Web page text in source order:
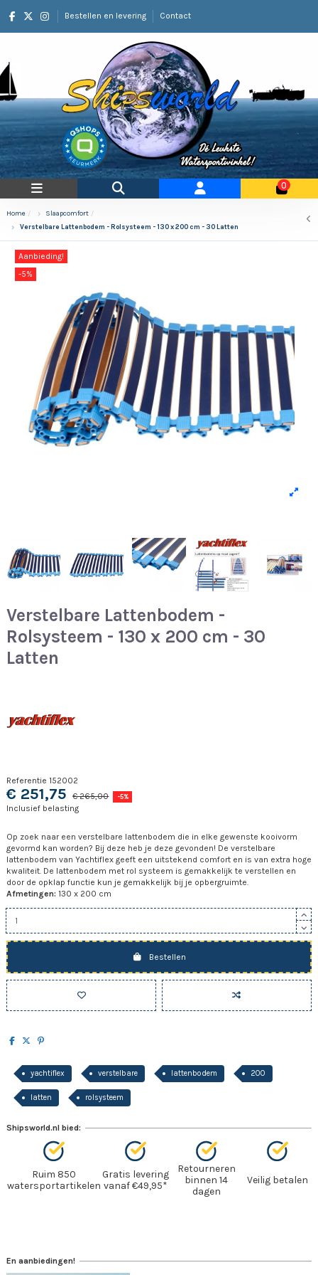
Bestellen en levering Contact
0
Home
Slaapcomfort
Verstelbare Lattenbodem - Rolsysteem - 130 x 200 cm - 30 Latten
Aanbieding!
-5%
Verstelbare Lattenbodem -
Rolsysteem - 130 x 200 cm - 30
Latten
Referentie 152002
€ 251,75 € 265,00 -5%
Inclusief belasting
Op zoek naar een verstelbare lattenbodem die in elke gewenste kooivorm
gevormd kan worden? Bij deze heb je deze gevonden! De verstelbare
lattenbodem van Yachtiflex geeft een uitstekend comfort en is van extra hoge
kwaliteit. De lattenbodem met rol systeem is gemakkelijk te verstellen en
door de opklap functie kun je gemakkelijk bij je opbergruimte.
Afmetingen: 130 x 200 cm
Bestellen
yachtiflex verstelbare lattenbodem 200
latten rolsysteem
Shipsworld.nl bied:
Ruim 850
watersportartikelen
Gratis levering
vanaf €49,95*
Retourneren
binnen 14
dagen
Veilig betalen
En aanbiedingen!